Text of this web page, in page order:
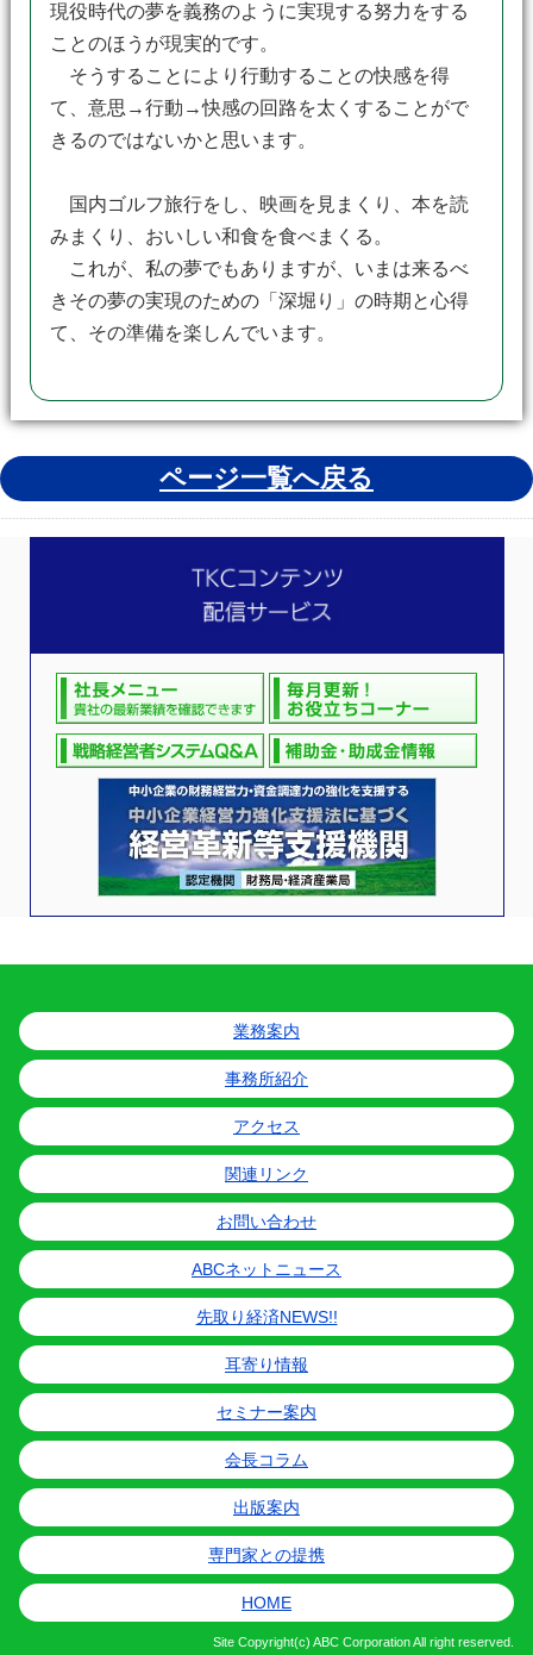
現役時代の夢を義務のように実現する努力をする
ことのほうが現実的です。
そうすることにより行動することの快感を得
て、意思→行動→快感の回路を太くすることがで
きるのではないかと思います。
国内ゴルフ旅行をし、映画を見まくり、本を読
みまくり、おいしい和食を食べまくる。
これが、私の夢でもありますが、いまは来るべ
きその夢の実現のための「深堀り」の時期と心得
て、その準備を楽しんでいます。
ページ一覧へ戻る
業務案内
事務所紹介
アクセス
関連リンク
お問い合わせ
ABCネットニュース
先取り経済NEWS!!
耳寄り情報
セミナー案内
会長コラム
出版案内
専門家との提携
HOME
Site Copyright(c) ABC Corporation All right reserved.